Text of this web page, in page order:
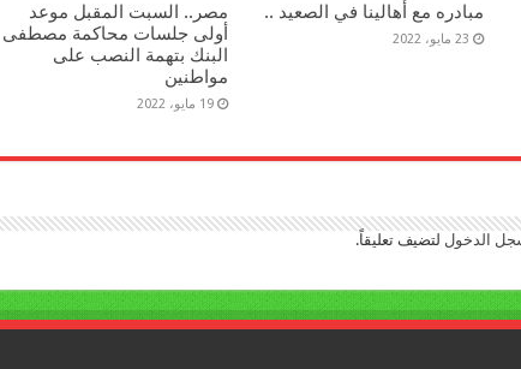
مبادره مع أهالينا في الصعيد ..
23 مايو، 2022
مصر.. السبت المقبل موعد
أولى جلسات محاكمة مصطفى
البنك بتهمة النصب على
مواطنين
19 مايو، 2022
الدخول لتضيف تعليقاً.